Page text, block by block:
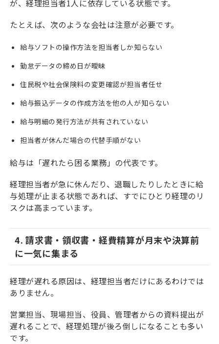
が、経理担当者1人に依存している状態です。
たとえば、次のような会社は注意が必要です。
給与ソフトの操作方法を担当者しか知らない
勤怠データの締め日が曖昧
住民税や社会保険料の変更確認が担当者任せ
給与振込データの作成方法を他の人が知らない
給与明細の発行方法が共有されていない
担当者が休んだ場合の代替手順がない
給与は「遅れたら困る業務」の代表です。
経理担当者が急に休んだり、退職したりしたときに給
与処理が止まる状態であれば、すでにひとり経理のリ
スクは高まっています。
4. 請求書・領収書・経費精算が月末や決算前
に一気に集まる
経理が遅れる原因は、経理担当者だけにあるわけでは
ありません。
営業担当、現場担当、役員、管理者からの資料提出が
遅れることで、経理処理が後ろ倒しになることも多い
です。